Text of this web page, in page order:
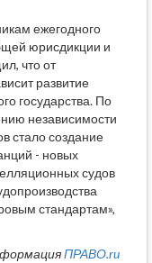
ежегодного
юрисдикции и
что от
развитие
государства. По
независимости
стало создание
- новых
судов
стандартам»,
ПРАВО.ru